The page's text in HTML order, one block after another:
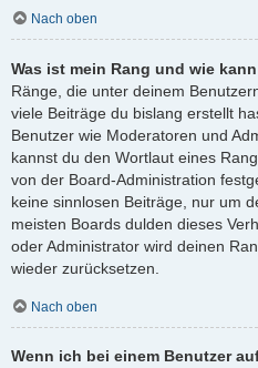
Nach oben
Was ist mein Rang und wie
Ränge, die unter deinem
viele Beiträge du bislang erstellt
Benutzer wie Moderatoren und
kannst du den Wortlaut eines
von der Board-Administration
keine sinnlosen Beiträge, nur um
meisten Boards dulden dieses
oder Administrator wird deinen
wieder zurücksetzen.
Nach oben
Wenn ich bei einem Benutzer